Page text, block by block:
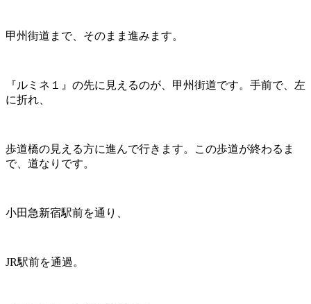
甲州街道まで、そのまま進みます。
『ルミネ１』の先に見えるのが、甲州街道です。手前で、左
に折れ、
歩道橋の見える方に進んで行きます。この歩道が終わるま
で、道なりです。
小田急新宿駅前を通り、
JR駅前を通過。